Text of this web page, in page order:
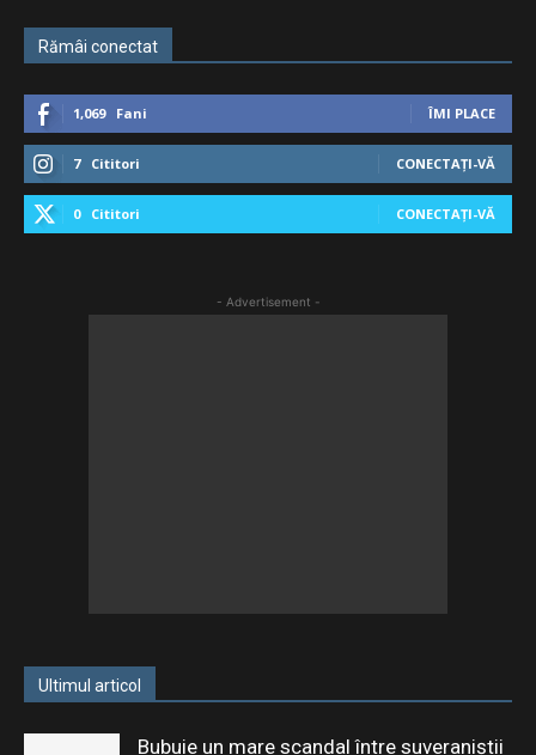
Rămâi conectat
1,069 Fani ÎMI PLACE
7 Cititori CONECTAȚI-VĂ
0 Cititori CONECTAȚI-VĂ
- Advertisement -
Ultimul articol
Bubuie un mare scandal între suveraniștii